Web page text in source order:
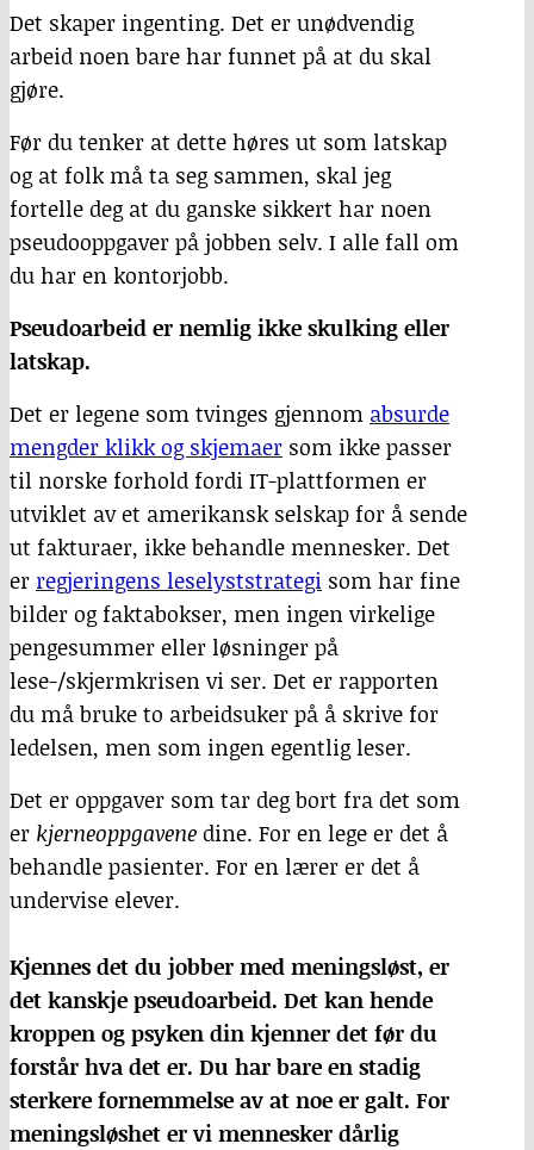
Det skaper ingenting. Det er unødvendig
arbeid noen bare har funnet på at du skal
gjøre.
Før du tenker at dette høres ut som latskap
og at folk må ta seg sammen, skal jeg
fortelle deg at du ganske sikkert har noen
pseudooppgaver på jobben selv. I alle fall om
du har en kontorjobb.
Pseudoarbeid er nemlig ikke skulking eller
latskap.
Det er legene som tvinges gjennom absurde
mengder klikk og skjemaer som ikke passer
til norske forhold fordi IT-plattformen er
utviklet av et amerikansk selskap for å sende
ut fakturaer, ikke behandle mennesker. Det
er regjeringens leselyststrategi som har fine
bilder og faktabokser, men ingen virkelige
pengesummer eller løsninger på
lese-/skjermkrisen vi ser. Det er rapporten
du må bruke to arbeidsuker på å skrive for
ledelsen, men som ingen egentlig leser.
Det er oppgaver som tar deg bort fra det som
er kjerneoppgavenedine. For en lege er det å
behandle pasienter. For en lærer er det å
undervise elever.
Kjennes det du jobber med meningsløst, er
det kanskje pseudoarbeid. Det kan hende
kroppen og psyken din kjenner det før du
forstår hva det er. Du har bare en stadig
sterkere fornemmelse av at noe er galt. For
meningsløshet er vi mennesker dårlig